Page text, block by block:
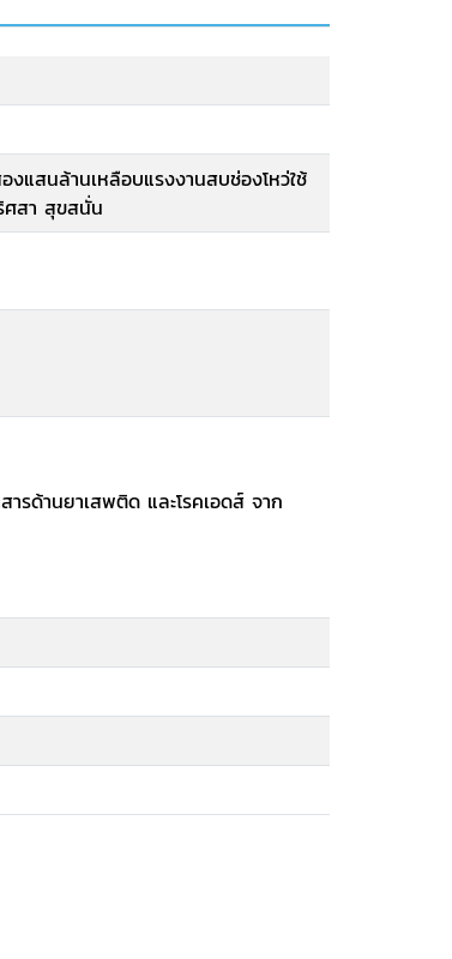
สนล้านเหลือบแรงงานสบช่องโหว่ใช้
ศสา สุขสนั่น
ด้านยาเสพติด และโรคเอดส์ จาก